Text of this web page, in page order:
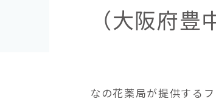
（大阪府
なの花薬局が提供する